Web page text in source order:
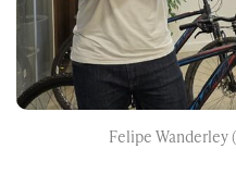
Felipe Wanderley